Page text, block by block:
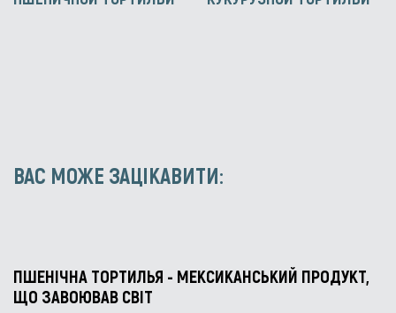
ВАС МОЖЕ ЗАЦІКАВИТИ:
ПШЕНІЧНА ТОРТИЛЬЯ - МЕКСИКАНСЬКИЙ ПРОДУКТ,
ЩО ЗАВОЮВАВ СВІТ